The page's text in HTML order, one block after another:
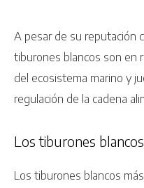
A pesar de su reputación
tiburones blancos son en
del ecosistema marino y
regulación de la cadena
Los tiburones
Los tiburones blancos